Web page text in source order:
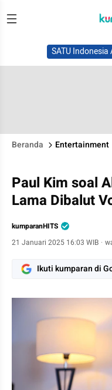
SATU
Beranda Entertainment
Paul Kim soal
Lama Dibalut
kumparanHITS
21 Januari 2025 16:03 WIB ·
Ikuti kumparan di